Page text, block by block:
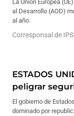
La Unión Europea
al Desarrollo (AOD)
al año.
Corresponsal de IPS
ESTADOS
peligrar
El gobierno de
dominado por